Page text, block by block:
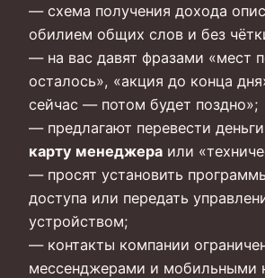
— схема получения дохода
обилием общих слов и без
— на вас давят фразами «мест
осталось», «акция до конца
сейчас — потом будет поздно»;
— предлагают перевести деньги
карту менеджера или
— просят установить
доступа или передать
устройством;
— контакты компании
мессенджерами и мобильными